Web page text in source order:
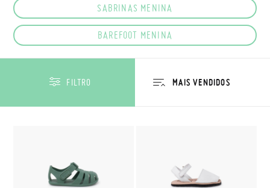
SABRINAS MENINA
BAREFOOT MENINA
FILTRO